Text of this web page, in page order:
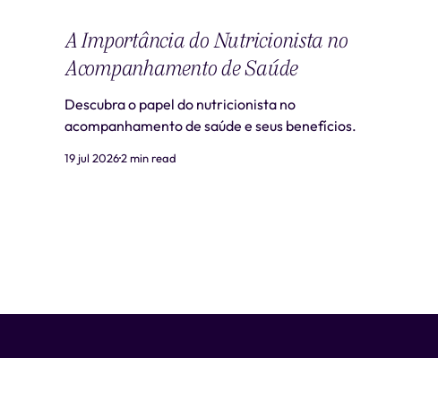
A Importância do Nutricionista no
Acompanhamento de Saúde
Descubra o papel do nutricionista no
acompanhamento de saúde e seus benefícios.
19 jul 20262 min read